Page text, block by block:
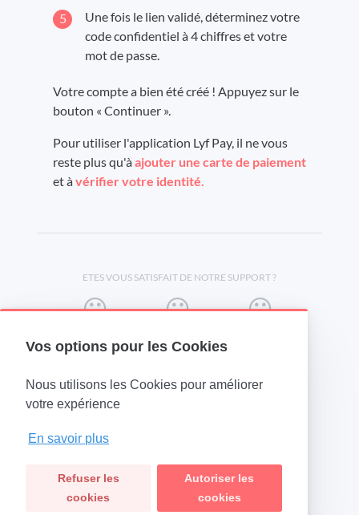
Vos options pour les Cookies
Nous utilisons les Cookies pour améliorer
votre expérience
En savoir plus
Refuser les
cookies
Autoriser les
cookies
Une fois le lien validé, déterminez votre
code confidentiel à 4 chiffres et votre
mot de passe.
Votre compte a bien été créé ! Appuyez sur le
bouton « Continuer ».
Pour utiliser l'application Lyf Pay, il ne vous
reste plus qu'àajouter une carte de paiement
et àvérifier votre identité.
ETES VOUS SATISFAIT DE NOTRE SUPPORT ?